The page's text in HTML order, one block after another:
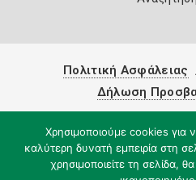
Πολιτική Ασφάλειας
Δήλωση
Χρησιμοποιούμε cookies για
καλύτερη δυνατή εμπειρία στη
χρησιμοποιείτε τη σελίδα,